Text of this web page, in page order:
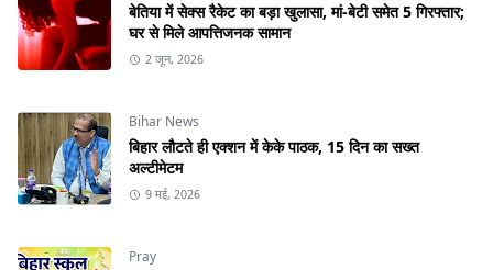
बेतिया में सेक्स रैकेट का बड़ा खुलासा, मां-बेटी समेत 5 गिरफ्तार;
घर से मिले आपत्तिजनक सामान
2 जून, 2026
Bihar News
बिहार लौटते ही एक्शन में केके पाठक, 15 दिन का सख्त
अल्टीमेटम
9 मई, 2026
Pray